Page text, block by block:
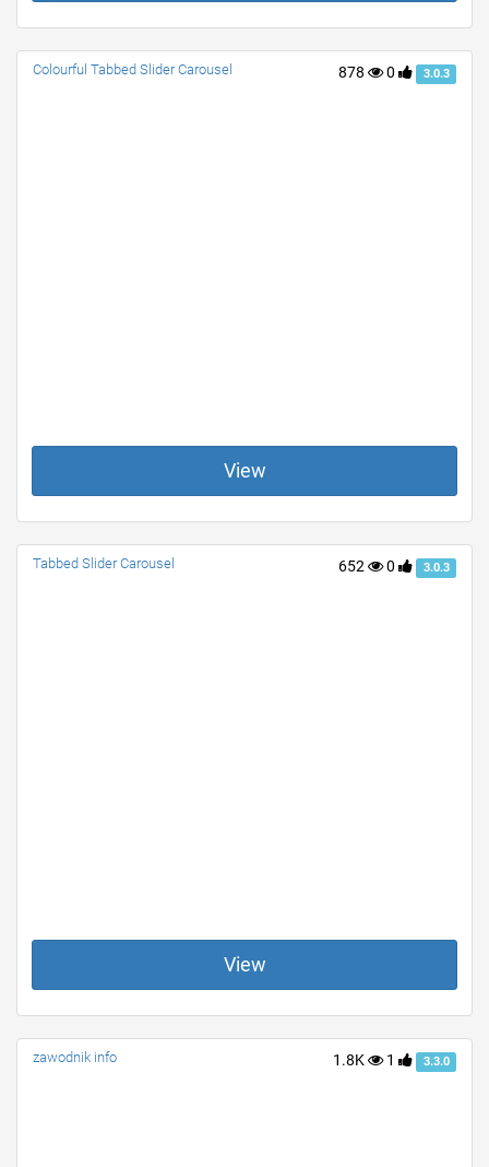
878 0 3.0.3
Colourful Tabbed Slider Carousel
View
652 0 3.0.3
Tabbed Slider Carousel
View
1.8K 1 3.3.0
zawodnik info